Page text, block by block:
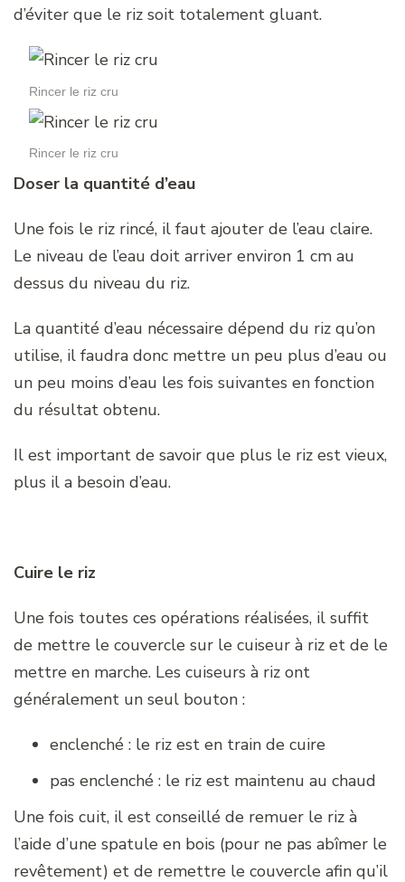
d’éviter que le riz soit totalement gluant.
Rincer le riz cru
Rincer le riz cru
Doser la quantité d’eau
Une fois le riz rincé, il faut ajouter de l’eau claire.
Le niveau de l’eau doit arriver environ 1 cm au
dessus du niveau du riz.
La quantité d’eau nécessaire dépend du riz qu’on
utilise, il faudra donc mettre un peu plus d’eau ou
un peu moins d’eau les fois suivantes en fonction
du résultat obtenu.
Il est important de savoir que plus le riz est vieux,
plus il a besoin d’eau.
Cuire le riz
Une fois toutes ces opérations réalisées, il suffit
de mettre le couvercle sur le cuiseur à riz et de le
mettre en marche. Les cuiseurs à riz ont
généralement un seul bouton :
enclenché : le riz est en train de cuire
pas enclenché : le riz est maintenu au chaud
Une fois cuit, il est conseillé de remuer le riz à
l’aide d’une spatule en bois (pour ne pas abîmer le
revêtement) et de remettre le couvercle afin qu’il